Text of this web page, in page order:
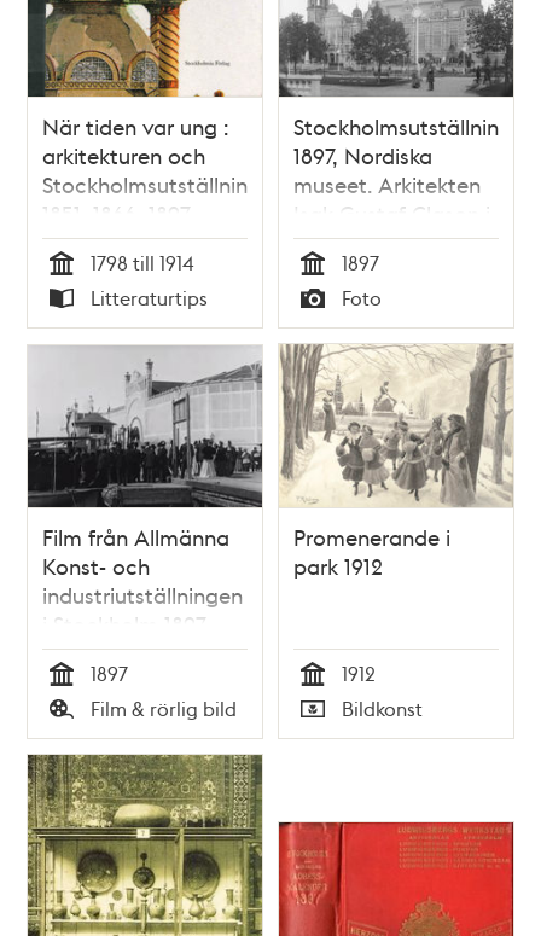
När tiden var ung :
arkitekturen och
Stockholmsutställningarna
1851, 1866, 1897,
1909 / Ulf Sörenson
Tid
1798 till 1914
Typ
Litteraturtips
Stockholmsutställningen
1897, Nordiska
museet. Arkitekten
Isak Gustaf Clason i
förgrunden
Tid
1897
Typ
Foto
Film från Allmänna
Konst- och
industriutställningen
i Stockholm 1897
(Jubileumsutställningen)
Tid
1897
Typ
Film & rörlig bild
Promenerande i
park 1912
Tid
1912
Typ
Bildkonst